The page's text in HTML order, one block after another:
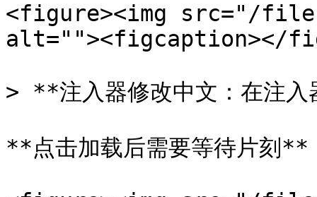
<figure><img src="/files/
alt=""><figcaption></
> **注入器修改中文：在注入
**点击加载后需要等待片刻**